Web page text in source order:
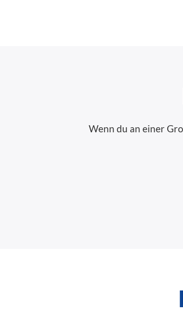
Wenn du an einer